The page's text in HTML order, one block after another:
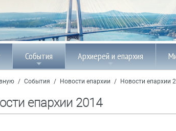
События Архиерей и епархия
/ События / Новости епархии / Новости епархии
епархии 2014